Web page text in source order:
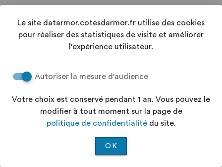
Le site datarmor.cotesdarmor.fr utilise des cookies
pour réaliser des statistiques de visite et améliorer
l'expérience utilisateur.
Autoriser la mesure d'audience
Votre choix est conservé pendant 1 an. Vous pouvez le
modifier à tout moment sur la page de
politique de confidentialitédu site.
OK